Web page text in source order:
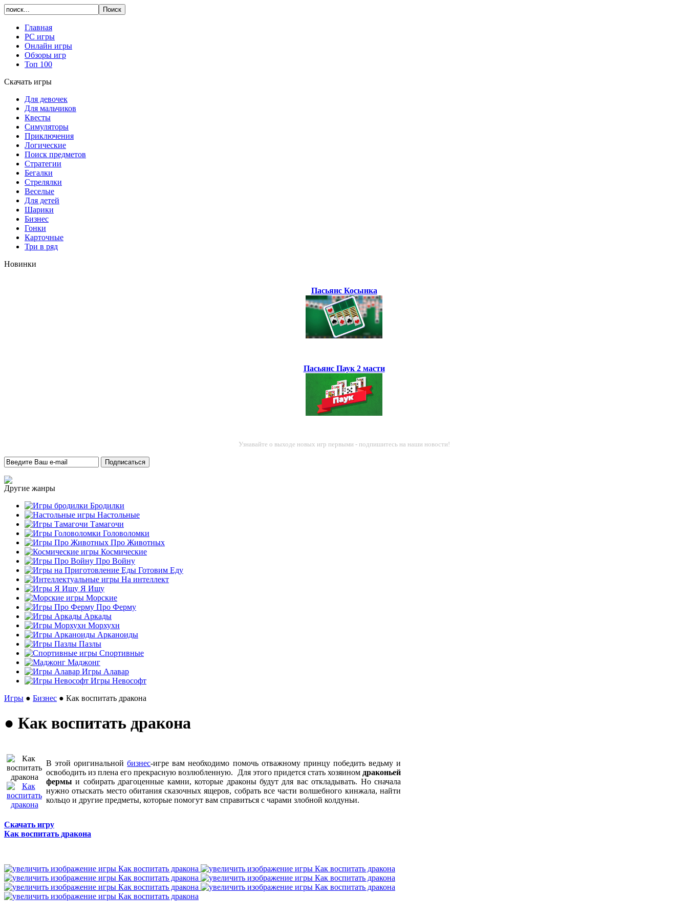
Главная
PC игры
Онлайн игры
Обзоры игр
Топ 100
Скачать игры
Для девочек
Для мальчиков
Квесты
Симуляторы
Приключения
Логические
Поиск предметов
Стратегии
Бегалки
Стрелялки
Веселые
Для детей
Шарики
Бизнес
Гонки
Карточные
Три в ряд
Новинки
Пасьянс Косынка
Пасьянс Паук 2 масти
Узнавайте о выходе новых игр первыми - подпишитесь на наши новости!
Другие жанры
Бродилки
Настольные
Тамагочи
Головоломки
Про Животных
Космические
Про Войну
Готовим Еду
На интеллект
Я Ищу
Морские
Про Ферму
Аркады
Морхухн
Арканоиды
Пазлы
Спортивные
Маджонг
Игры Алавар
Игры Невософт
Игры ● Бизнес ● Как воспитать дракона
● Как воспитать дракона
В этой оригинальнойбизнес-игре вам необходимо помочь отважному принцу победить ведьму и
освободить из плена его прекрасную возлюбленную. Для этого придется стать хозяином драконьей
фермы и собирать драгоценные камни, которые драконы будут для вас откладывать. Но сначала
нужно отыскать место обитания сказочных ящеров, собрать все части волшебного кинжала, найти
кольцо и другие предметы, которые помогут вам справиться с чарами злобной колдуньи.
Скачать игру
Как воспитать дракона